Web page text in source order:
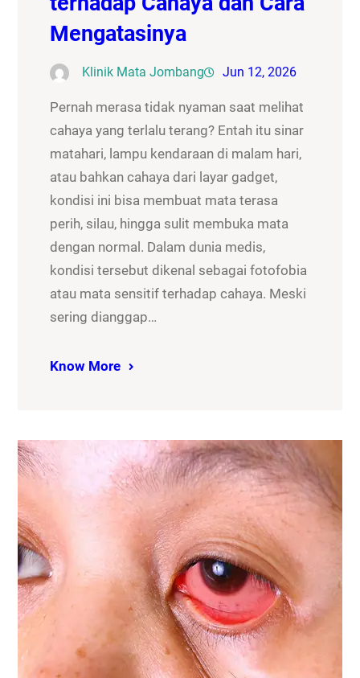
Mengatasinya
Klinik Mata Jombang Jun 12, 2026
Pernah merasa tidak nyaman saat melihat
cahaya yang terlalu terang? Entah itu sinar
matahari, lampu kendaraan di malam hari,
atau bahkan cahaya dari layar gadget,
kondisi ini bisa membuat mata terasa
perih, silau, hingga sulit membuka mata
dengan normal. Dalam dunia medis,
kondisi tersebut dikenal sebagai fotofobia
atau mata sensitif terhadap cahaya. Meski
sering dianggap…
Know More